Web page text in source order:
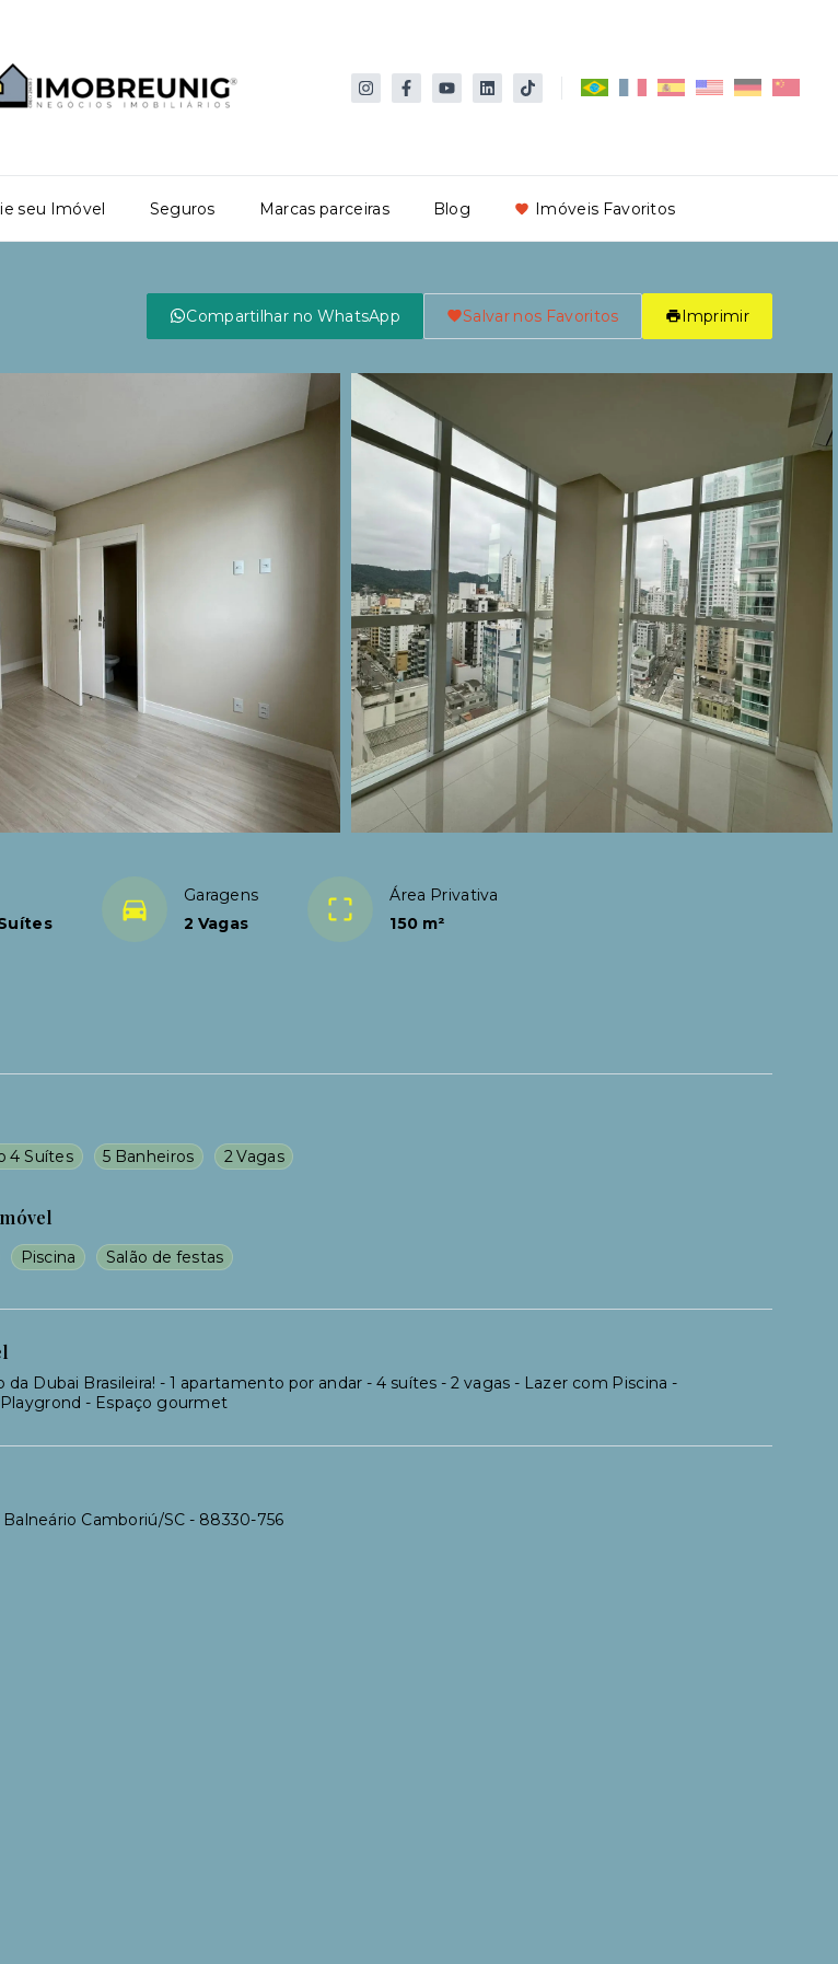
seu Imóvel Seguros Marcas parceiras Blog Imóveis Favoritos
Compartilhar no WhatsApp Salvar nos Favoritos Imprimir
Garagens
2 Vagas
Área Privativa
150 m²
4 Suítes 5 Banheiros 2 Vagas
Piscina Salão de festas
da Dubai Brasileira! - 1 apartamento por andar - 4 suítes - 2 vagas - Lazer com Piscina -
- Espaço gourmet
Camboriú/SC - 88330-756